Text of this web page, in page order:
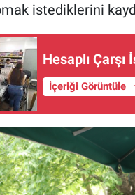
istediklerini
Hesaplı Çarşı
İçeriği Görüntüle